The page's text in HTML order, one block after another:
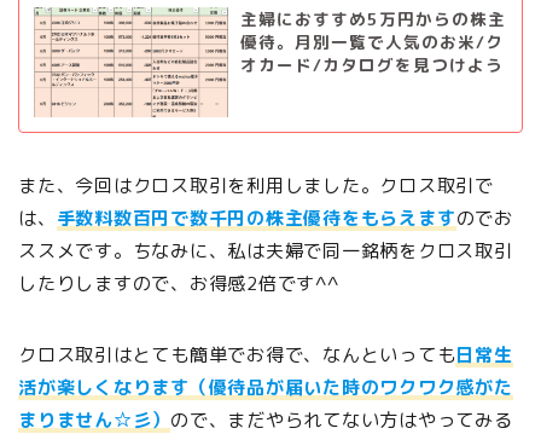
主婦におすすめ5万円からの株主
優待。月別一覧で人気のお米/ク
オカード/カタログを見つけよう
また、今回はクロス取引を利用しました。クロス取引で
は、 手数料数百円で数千円の株主優待をもらえますのでお
ススメです。ちなみに、私は夫婦で同一銘柄をクロス取引
したりしますので、お得感2倍です^^
クロス取引はとても簡単でお得で、なんといっても日常生
活が楽しくなります（優待品が届いた時のワクワク感がた
まりません☆彡） ので、まだやられてない方はやってみる